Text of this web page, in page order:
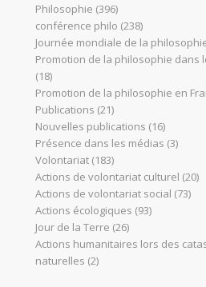
Philosophie (396)
conférence philo (238)
Journée mondiale de la
Promotion de la philosophie dans
(18)
Promotion de la philosophie en
Publications (21)
Nouvelles publications (16)
Présence dans les médias (3)
Volontariat (183)
Actions de volontariat culturel (20)
Actions de volontariat social (73)
Actions écologiques (93)
Jour de la Terre (26)
Actions humanitaires lors des
naturelles (2)